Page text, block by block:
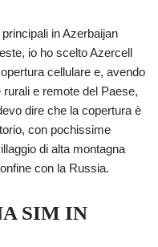
in Azerbaijan
io ho scelto Azercell
cellulare e, avendo
e remote del Paese,
dire che la copertura è
con pochissime
di alta montagna
con la Russia.
SIM IN